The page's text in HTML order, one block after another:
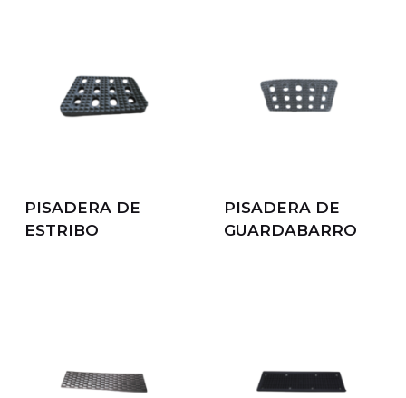
PISADERA DE
ESTRIBO
PISADERA DE
GUARDABARRO